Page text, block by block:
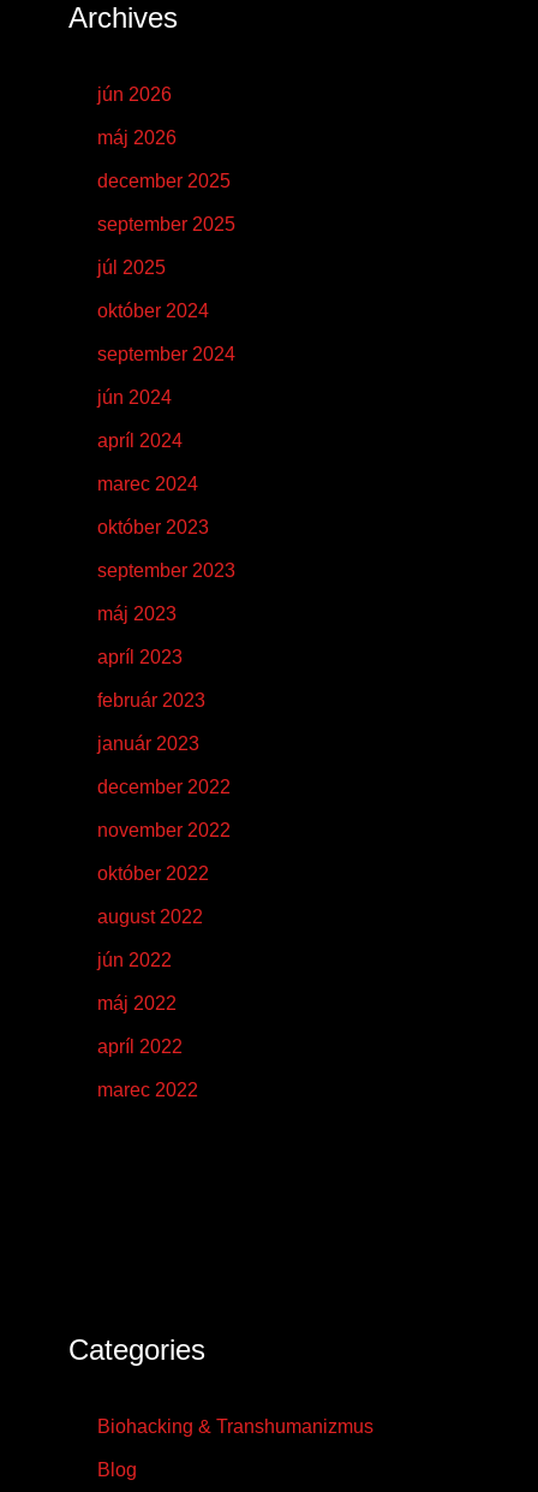
Archives
jún 2026
máj 2026
december 2025
september 2025
júl 2025
október 2024
september 2024
jún 2024
apríl 2024
marec 2024
október 2023
september 2023
máj 2023
apríl 2023
február 2023
január 2023
december 2022
november 2022
október 2022
august 2022
jún 2022
máj 2022
apríl 2022
marec 2022
Categories
Biohacking & Transhumanizmus
Blog